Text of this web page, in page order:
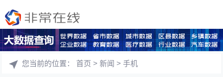
您当前的位置：首页 >新闻 >手机